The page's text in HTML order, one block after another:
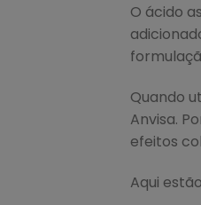
O ácido
Quando
Anvisa.
efeitos
Aqui